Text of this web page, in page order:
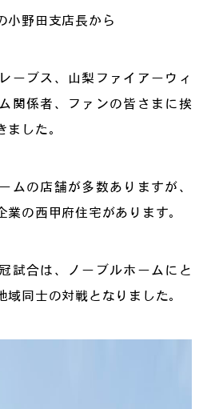
小野田支店長から
ーブス、山梨ファイアーウィ
関係者、ファンの皆さまに挨
した。
ムの店舗が多数ありますが、
業の西甲府住宅があります。
試合は、ノーブルホームにと
域同士の対戦となりました。